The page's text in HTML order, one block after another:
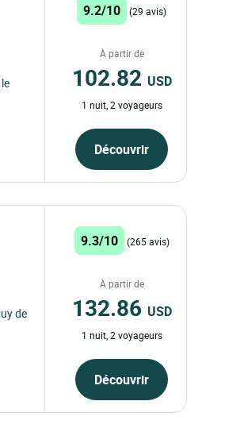
9.2/10 (29 avis)
À partir de
102.82 USD
1 nuit, 2 voyageurs
Découvrir
de
9.3/10 (265 avis)
À partir de
132.86 USD
1 nuit, 2 voyageurs
Découvrir